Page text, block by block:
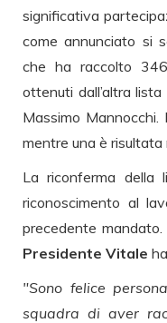
significativa
come annunciato si
che ha raccolto
ottenuti dall’altra
Massimo
mentre una è risultata
La riconferma della
riconoscimento al
precedente mandato.
Presidente Vitale
"Sono felice
squadra di aver